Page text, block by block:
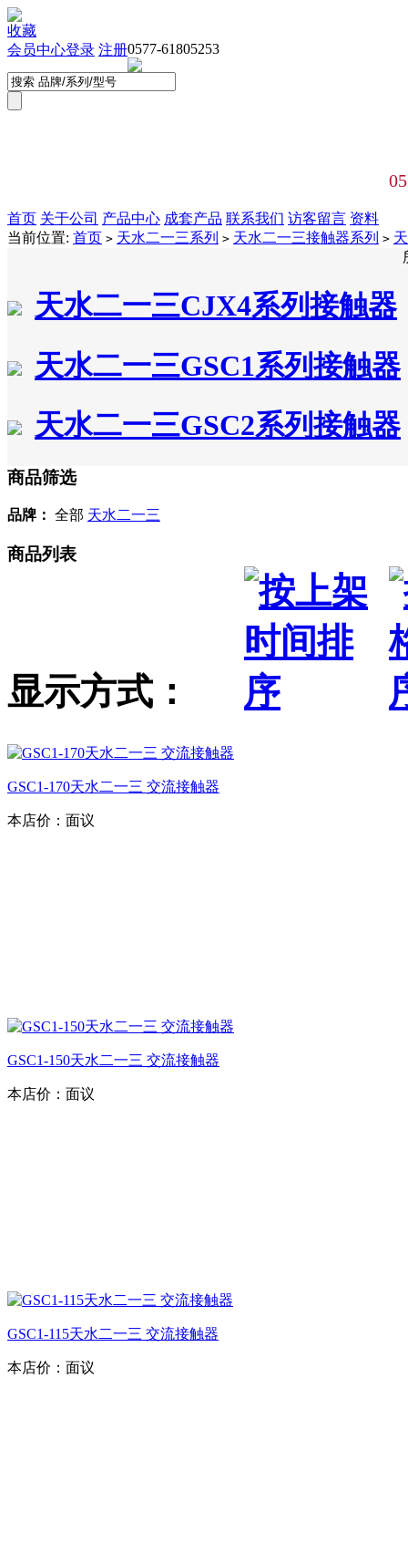
收藏
0577-61805253
登录 注册
会员中心
首页 关于公司 产品中心 成套产品 联系我们 访客留言 资料
当前位置: 首页 > 天水二一三系列 > 天水二一三接触器系列 >
天水二一三CJX4系列接触器
天水二一三GSC1系列接触器
天水二一三GSC2系列接触器
商品筛选
品牌： 全部 天水二一三
商品列表
显示方式：
GSC1-170天水二一三 交流接触器
本店价： 面议
GSC1-150天水二一三 交流接触器
本店价： 面议
GSC1-115天水二一三 交流接触器
本店价： 面议